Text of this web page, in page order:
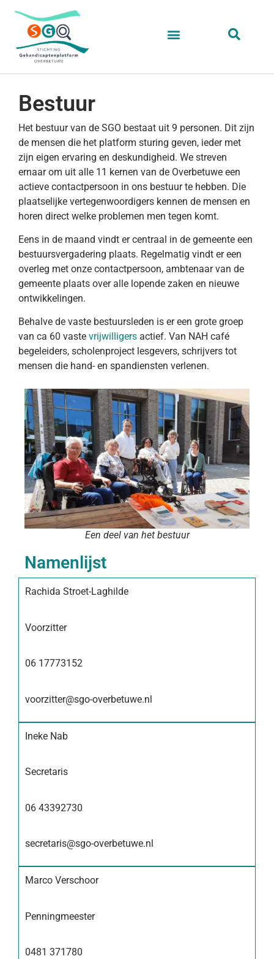
Bestuur
Het bestuur van de SGO bestaat uit 9 personen. Dit zijn
de mensen die het platform sturing geven, ieder met
zijn eigen ervaring en deskundigheid. We streven
ernaar om uit alle 11 kernen van de Overbetuwe een
actieve contactpersoon in ons bestuur te hebben. Die
plaatselijke vertegenwoordigers kennen de mensen en
horen direct welke problemen men tegen komt.
Eens in de maand vindt er centraal in de gemeente een
bestuursvergadering plaats. Regelmatig vindt er een
overleg met onze contactpersoon, ambtenaar van de
gemeente plaats over alle lopende zaken en nieuwe
ontwikkelingen.
Behalve de vaste bestuursleden is er een grote groep
van ca 60 vaste vrijwilligers actief. Van NAH café
begeleiders, scholenproject lesgevers, schrijvers tot
mensen die hand- en spandiensten verlenen.
Een deel van het bestuur
Namenlijst
Rachida Stroet-Laghilde
Voorzitter
06 17773152
voorzitter@sgo-overbetuwe.nl
Ineke Nab
Secretaris
06 43392730
secretaris@sgo-overbetuwe.nl
Marco Verschoor
Penningmeester
0481 371780